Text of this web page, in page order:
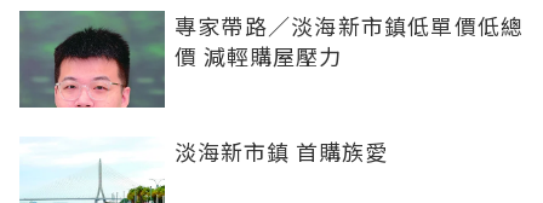
專家帶路／淡海新市鎮低單價低總
價 減輕購屋壓力
淡海新市鎮 首購族愛